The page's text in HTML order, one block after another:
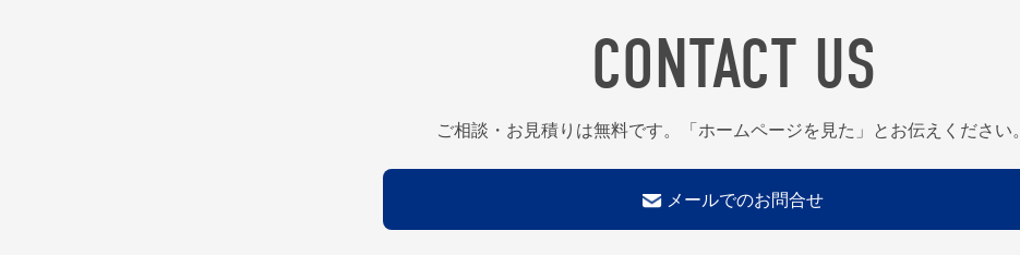
CONTACT US
ご相談・お見積りは無料です。「ホームページを見た」とお伝えください。
メールでのお問合せ